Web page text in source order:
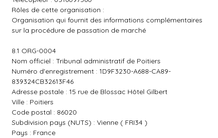
Rôles de cette organisation :
Organisation qui fournit des informations complémentaires
sur la procédure de passation de marché
8.1 ORG-0004
Nom officiel : Tribunal administratif de Poitiers
Numéro d'enregistrement : 1D9F3230-A688-CA89-
839324CB32613F46
Adresse postale : 15 rue de Blossac Hôtel Gilbert
Ville : Poitiers
Code postal : 86020
Subdivision pays (NUTS) : Vienne ( FRI34 )
Pays : France